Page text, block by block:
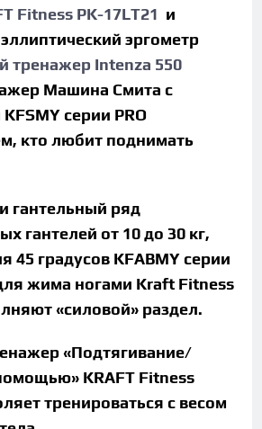
Fitness PK-17LT21 и
эргометр
тренажер Intenza 550
Машина Смита с
серии PRO
кто любит поднимать
гантельный ряд
гантелей от 10 до 30 кг,
45 градусов KFABMY серии
жима ногами Kraft Fitness
«силовой» раздел.
«Подтягивание/
KRAFT Fitness
тренироваться с весом